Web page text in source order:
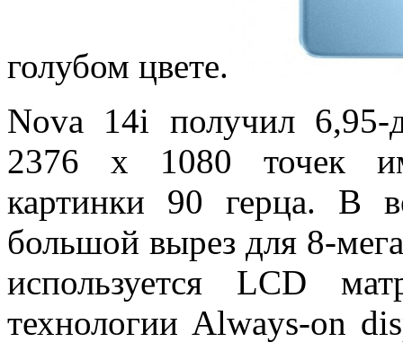
голубом цвете.
Nova 14i получил
2376 х 1080 точек
картинки 90 герца. В
большой вырез для 8-
используется LCD
технологии Always-on